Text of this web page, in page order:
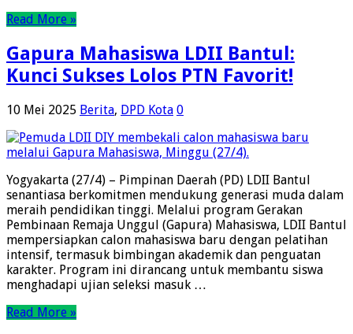
Read More »
Gapura Mahasiswa LDII Bantul:
Kunci Sukses Lolos PTN Favorit!
10 Mei 2025 Berita, DPD Kota 0
Yogyakarta (27/4) – Pimpinan Daerah (PD) LDII Bantul
senantiasa berkomitmen mendukung generasi muda dalam
meraih pendidikan tinggi. Melalui program Gerakan
Pembinaan Remaja Unggul (Gapura) Mahasiswa, LDII Bantul
mempersiapkan calon mahasiswa baru dengan pelatihan
intensif, termasuk bimbingan akademik dan penguatan
karakter. Program ini dirancang untuk membantu siswa
menghadapi ujian seleksi masuk …
Read More »